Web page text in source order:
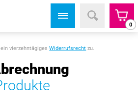
0
vierzehntägigesWiderrufsrecht zu.